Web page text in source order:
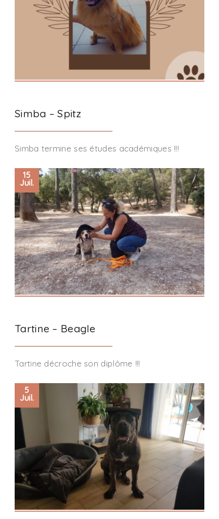
Simba – Spitz
Simba termine ses études académiques !!!
Tartine – Beagle
15
Juil.
Tartine décroche son diplôme !!!
5
Juil.